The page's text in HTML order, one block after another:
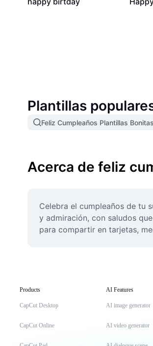
Plantillas
Feliz Cumpleaños Plantillas Bonitas
Acerca de feliz
Celebra el cumpleaños de tu
y admiración, con saludos
para compartir en tarjetas,
Products
CapCut Desktop
CapCut Online
AI Features
AI image generator
AI video generator